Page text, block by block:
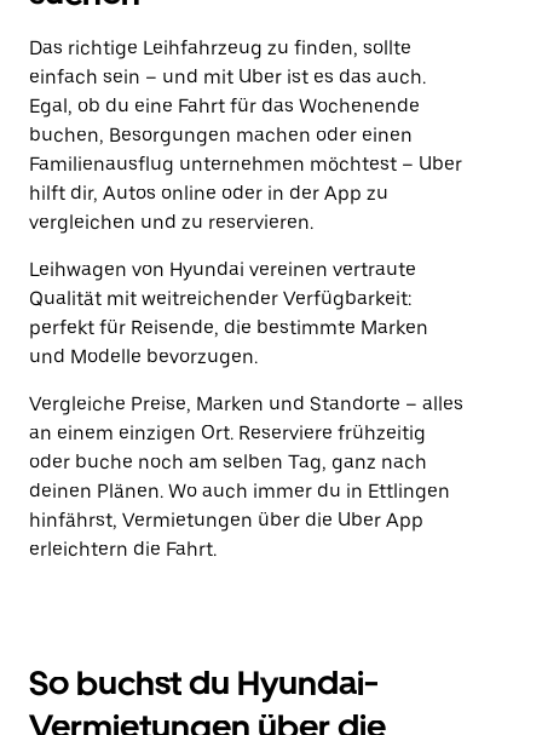
Das richtige Leihfahrzeug zu finden, sollte
einfach sein – und mit Uber ist es das auch.
Egal, ob du eine Fahrt für das Wochenende
buchen, Besorgungen machen oder einen
Familienausflug unternehmen möchtest – Uber
hilft dir, Autos online oder in der App zu
vergleichen und zu reservieren.
Leihwagen von Hyundai vereinen vertraute
Qualität mit weitreichender Verfügbarkeit:
perfekt für Reisende, die bestimmte Marken
und Modelle bevorzugen.
Vergleiche Preise, Marken und Standorte – alles
an einem einzigen Ort. Reserviere frühzeitig
oder buche noch am selben Tag, ganz nach
deinen Plänen. Wo auch immer du in Ettlingen
hinfährst, Vermietungen über die Uber App
erleichtern die Fahrt.
So buchst du Hyundai-
Vermietungen über die